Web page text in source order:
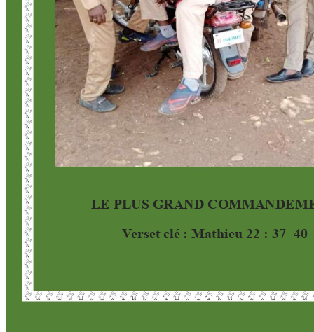
LE PLUS GRAND CO
Verset clé : Mathieu 22 : 37- 40